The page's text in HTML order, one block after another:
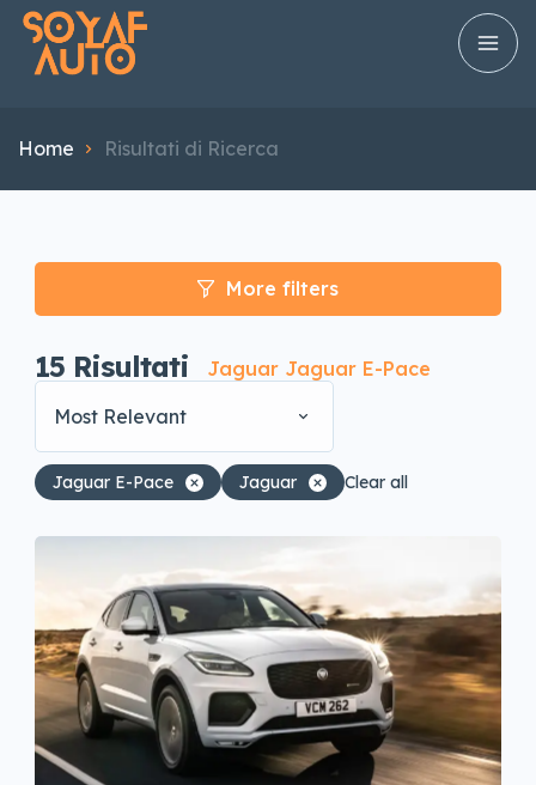
Home Risultati di Ricerca
More filters
15 Risultati
Jaguar Jaguar E-Pace
Most Relevant
Jaguar E-Pace Jaguar Clear all